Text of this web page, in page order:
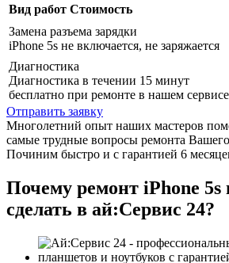
Вид работ Стоимость
Замена разъема зарядки
iPhone 5s не включается, не заряжается
Диагностика
Диагностика в течении 15 минут
бесплатно при ремонте в нашем сервисе
Отправить заявку
Многолетний опыт наших мастеров
самые трудные вопросы ремонта
Починим быстро и с гарантией 6
Почему ремонт iPhone 5s
сделать в ай:Сервис 24?